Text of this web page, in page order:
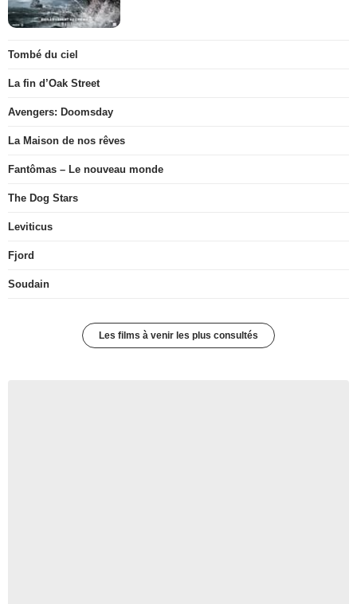
Tombé du ciel
La fin d’Oak Street
Avengers: Doomsday
La Maison de nos rêves
Fantômas – Le nouveau monde
The Dog Stars
Leviticus
Fjord
Soudain
Les films à venir les plus consultés